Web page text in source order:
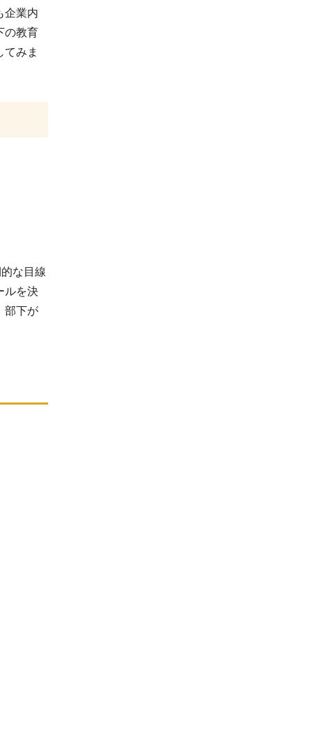
企業内
の教育
みま
な目線
ルを決
部下が